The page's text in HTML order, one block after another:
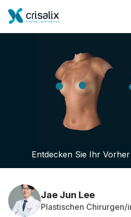
Startseite für Chirurgen
3D-Business-Plattform
Pläne
Bewertungen von Patienten
Entdecken Sie Ihr
Jae Jun Lee
Plastischen Chirurgen/